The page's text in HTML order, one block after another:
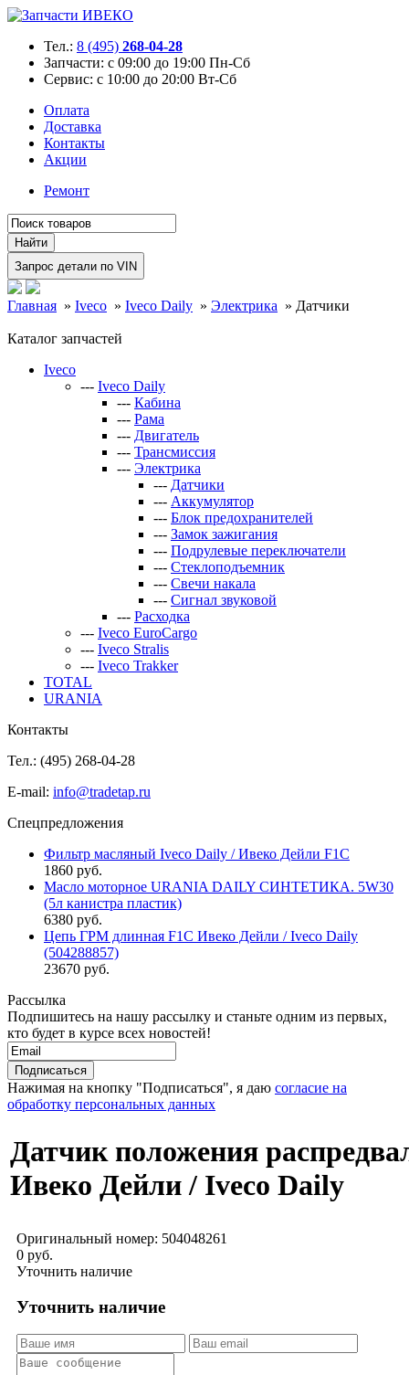
Тел.: 8 (495) 268-04-28
Запчасти: с 09:00 до 19:00 Пн-Сб
Сервис: с 10:00 до 20:00 Вт-Сб
Оплата
Доставка
Контакты
Акции
Ремонт
Главная » Iveco » Iveco Daily » Электрика » Датчики
Каталог запчастей
Iveco
--- Iveco Daily
--- Кабина
--- Рама
--- Двигатель
--- Трансмиссия
--- Электрика
--- Датчики
--- Аккумулятор
--- Блок предохранителей
--- Замок зажигания
--- Подрулевые переключатели
--- Стеклоподъемник
--- Свечи накала
--- Сигнал звуковой
--- Расходка
--- Iveco EuroCargo
--- Iveco Stralis
--- Iveco Trakker
TOTAL
URANIA
Контакты
Тел.: (495) 268-04-28
E-mail: info@tradetap.ru
Спецпредложения
Фильтр масляный Iveco Daily / Ивеко Дейли F1C
1860 руб.
Масло моторное URANIA DAILY СИНТЕТИКА. 5W30
(5л канистра пластик)
6380 руб.
Цепь ГРМ длинная F1C Ивеко Дейли / Iveco Daily
(504288857)
23670 руб.
Рассылка
Подпишитесь на нашу рассылку и станьте одним из первых,
кто будет в курсе всех новостей!
Нажимая на кнопку "Подписаться", я даю согласие на
обработку персональных данных
Датчик положения
Ивеко Дейли / Iveco Daily
Оригинальный номер: 504048261
0 руб.
Уточнить наличие
Уточнить наличие